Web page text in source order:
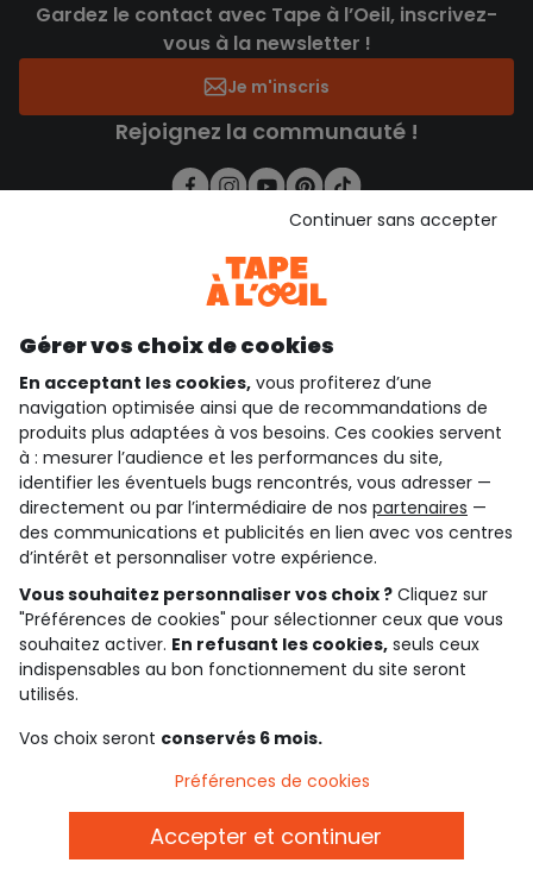
Gardez le contact avec Tape à l’Oeil, inscrivez-
vous à la newsletter !
Je m'inscris
Rejoignez la communauté !
4.6/5
Basé sur 7 339 avis soumis à un contrôle
Voir l’attestation de confiance
Téléchargez notre application
Découvrir notre application
qui sommes-nous ?
besoin d'aide ?
le club fidélité
notre catalogue
Conditions d’utilisation des réseaux sociaux
*Conditions des offres
Cookies et données personnelles
Accessibilité : partiellement conforme
Gérer vos choix de cookies
En acceptant les cookies, vous profiterez d’une
navigation optimisée ainsi que de recommandations de
produits plus adaptées à vos besoins. Ces cookies servent
à : mesurer l’audience et les performances du site,
identifier les éventuels bugs rencontrés, vous adresser —
directement ou par l’intermédiaire de nos partenaires —
des communications et publicités en lien avec vos centres
d’intérêt et personnaliser votre expérience.
Vous souhaitez personnaliser vos choix ? Cliquez sur
"Préférences de cookies" pour sélectionner ceux que vous
souhaitez activer. En refusant les cookies, seuls ceux
indispensables au bon fonctionnement du site seront
utilisés.
Vos choix seront conservés 6 mois.
Continuer sans accepter
Préférences de cookies
Accepter et continuer